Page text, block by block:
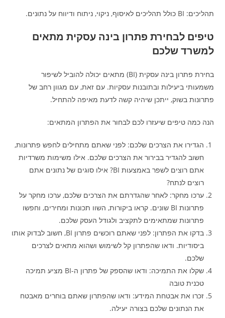
תהליכים: BI כולל תהליכים לאיסוף, ניקוי, ניתוח ודיווח על נתונים.
טיפים לבחירת פתרון בינה עסקית מתאים
למשרד שלכם
בחירת פתרון בינה עסקית (BI) מתאים יכולה להוביל לשיפור
משמעותי ביעילות ובתובנות עסקיות. עם זאת, עם מגוון רחב של
פתרונות בשוק, ייתכן שיהיה קשה לדעת מאיפה להתחיל.
הנה כמה טיפים שיעזרו לכם לבחור את הפתרון המתאים:
הגדירו את הצרכים שלכם: לפני שאתם מתחילים לחפש פתרונות,
חשוב להגדיר בבירור את הצרכים שלכם. אילו משימות משרדיות
אתם רוצים לשפר באמצעות BI? אילו סוגים של נתונים אתם
רוצים לנתח?
ערכו מחקר: לאחר שהגדרתם את הצרכים שלכם, ערכו מחקר על
פתרונות BI שונים. קראו ביקורות, השוו תכונות ומחירים, וחפשו
פתרונות שמתאימים לתקציב ולגודל העסק שלכם.
בדקו את הפתרון: לפני שאתם רוכשים פתרון BI, חשוב לבדוק אותו
ביסודיות. ודאו שהפתרון קל לשימוש ושהוא מתאים לצרכים
שלכם.
שקלו את התמיכה: ודאו שהספק של פתרון ה-BI מציע תמיכה
טכנית טובה
זכרו את אבטחת המידע: ודאו שהפתרון שאתם בוחרים מאבטח
את הנתונים שלכם בצורה יעילה.